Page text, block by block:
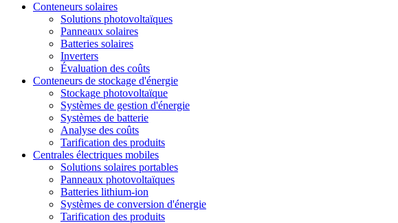
Conteneurs solaires
Solutions photovoltaïques
Panneaux solaires
Batteries solaires
Inverters
Évaluation des coûts
Conteneurs de stockage d'énergie
Stockage photovoltaïque
Systèmes de gestion d'énergie
Systèmes de batterie
Analyse des coûts
Tarification des produits
Centrales électriques mobiles
Solutions solaires portables
Panneaux photovoltaïques
Batteries lithium-ion
Systèmes de conversion d'énergie
Tarification des produits